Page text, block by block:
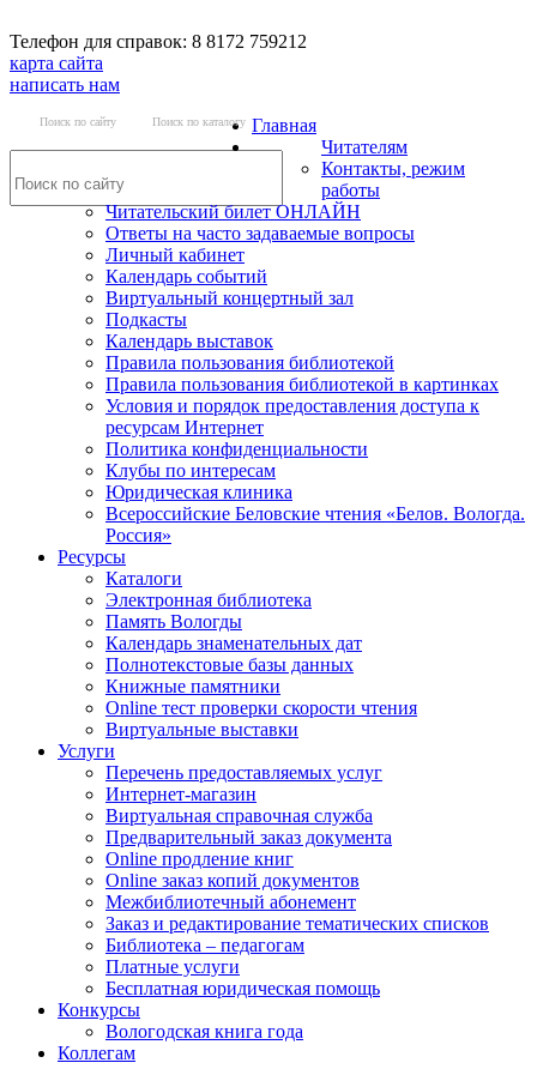
Телефон для справок: 8 8172 759212
карта сайта
написать нам
Поиск по сайту Поиск по каталогу Главная
Читателям
Контакты, режим
работы
Читательский билет ОНЛАЙН
Ответы на часто задаваемые вопросы
Личный кабинет
Календарь событий
Виртуальный концертный зал
Подкасты
Календарь выставок
Правила пользования библиотекой
Правила пользования библиотекой в картинках
Условия и порядок предоставления доступа к
ресурсам Интернет
Политика конфиденциальности
Клубы по интересам
Юридическая клиника
Всероссийские Беловские чтения «Белов. Вологда.
Россия»
Ресурсы
Каталоги
Электронная библиотека
Память Вологды
Календарь знаменательных дат
Полнотекстовые базы данных
Книжные памятники
Online тест проверки скорости чтения
Виртуальные выставки
Услуги
Перечень предоставляемых услуг
Интернет-магазин
Виртуальная справочная служба
Предварительный заказ документа
Online продление книг
Online заказ копий документов
Межбиблиотечный абонемент
Заказ и редактирование тематических списков
Библиотека – педагогам
Платные услуги
Бесплатная юридическая помощь
Конкурсы
Вологодская книга года
Коллегам